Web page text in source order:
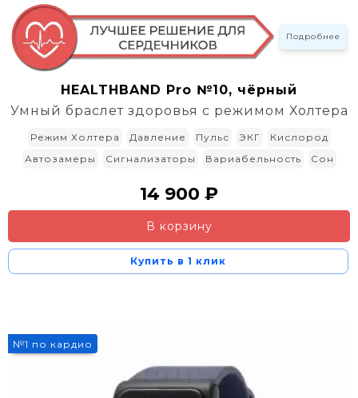
Подробнее
HEALTHBAND Pro №10, чёрный
Умный браслет здоровья с режимом Холтера
Режим Холтера Давление Пульс ЭКГ
Кислород
Автозамеры
Сигнализаторы Вариабельность Сон
14 900 ₽
В корзину
Купить в 1 клик
№1 по кардио